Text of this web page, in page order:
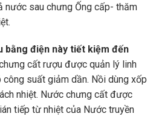
nước sau chưng Ống cấp- thăm
bằng điện này tiết kiệm đến
cất rượu được quản lý linh
suất giảm dần. Nồi dùng xốp
nhiệt. Nước chưng cất được
tiếp từ nhiệt của Nước truyền